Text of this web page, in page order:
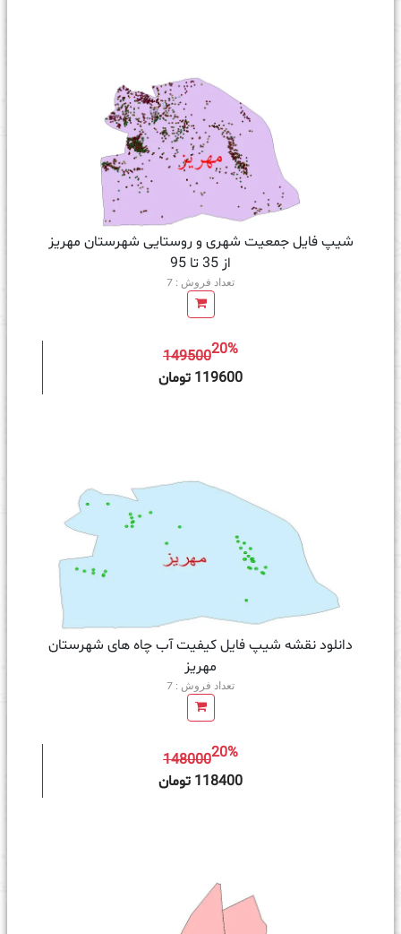
شیپ فایل جمعیت شهری و روستایی شهرستان مهریز
از 35 تا 95
تعداد فروش : 7
14950020%
119600 تومان
دانلود نقشه شیپ فایل کیفیت آب چاه های شهرستان
مهریز
تعداد فروش : 7
14800020%
118400 تومان